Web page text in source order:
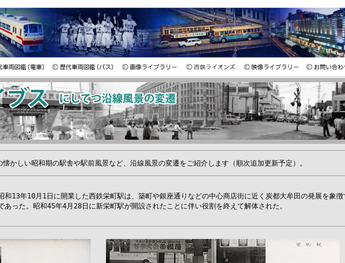
かしい昭和期の駅舎や駅前風景など、沿線風景の変遷をご紹介します（順次追加更新予定）。
和13年10月1日に開業した西鉄栄町駅は、築町や銀座通りなどの中心商店街に近く炭都大牟田の発展を象徴
あった。昭和45年4月28日に新栄町駅が開設されたことに伴い役割を終えて解体された。